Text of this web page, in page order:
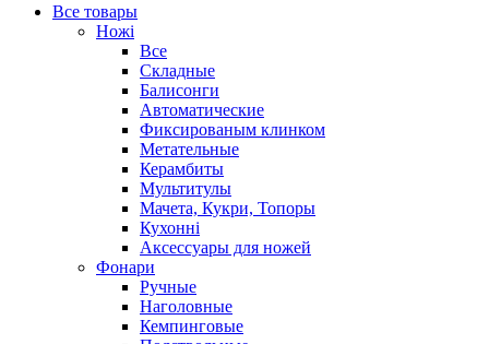
Все товары
Ножі
Все
Складные
Балисонги
Автоматические
Фиксированым клинком
Метательные
Керамбиты
Мультитулы
Мачета, Кукри, Топоры
Кухонні
Аксессуары для ножей
Фонари
Ручные
Наголовные
Кемпинговые